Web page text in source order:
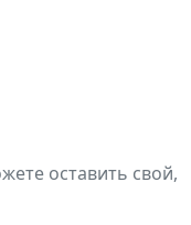
оставить свой,